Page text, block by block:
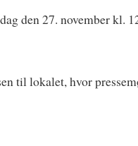
den 27. november kl.
til lokalet, hvor